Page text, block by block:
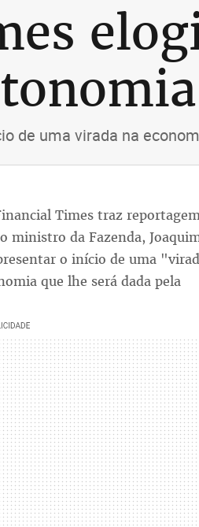
de uma virada na
Times traz
ministro da Fazenda,
o início de uma
que lhe será dada pela